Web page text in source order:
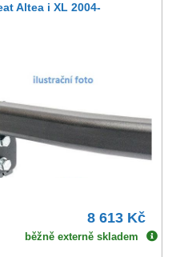
Altea i XL 2004-
8 613 Kč
běžně externě skladem